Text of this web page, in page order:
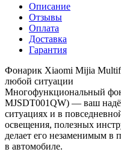
Описание
Отзывы
Оплата
Доставка
Гарантия
Фонарик Xiaomi Mijia
любой ситуации
Многофункциональный
MJSDT001QW) — ваш
ситуациях и в
освещения, полезных
делает его незаменимым в
в автомобиле.